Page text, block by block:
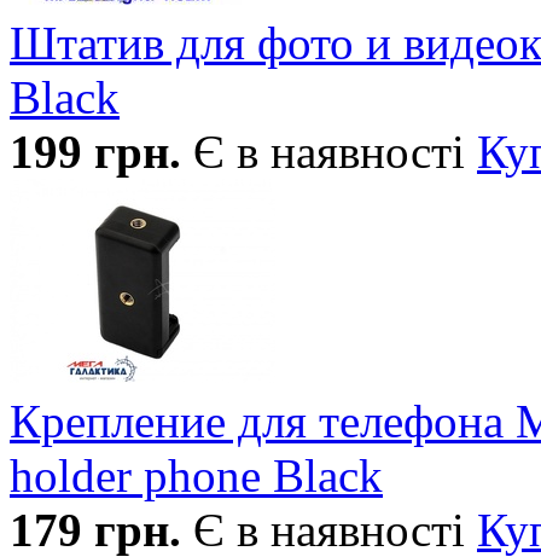
Штатив для фото и
Black
199 грн. Є в наявності
Крепление для телефона
holder phone Black
179 грн. Є в наявності